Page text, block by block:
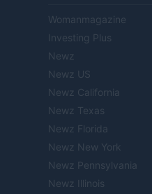
Womanmagazine
Investing Plus
Newz
Newz US
Newz California
Newz Texas
Newz Florida
Newz New York
Newz Pennsylvania
Newz Illinois